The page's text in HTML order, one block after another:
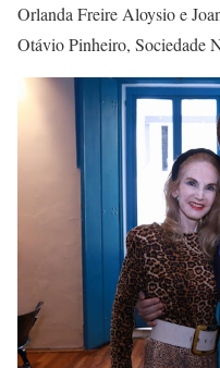
Orlanda Freire Aloysio e
Otávio Pinheiro, Sociedade